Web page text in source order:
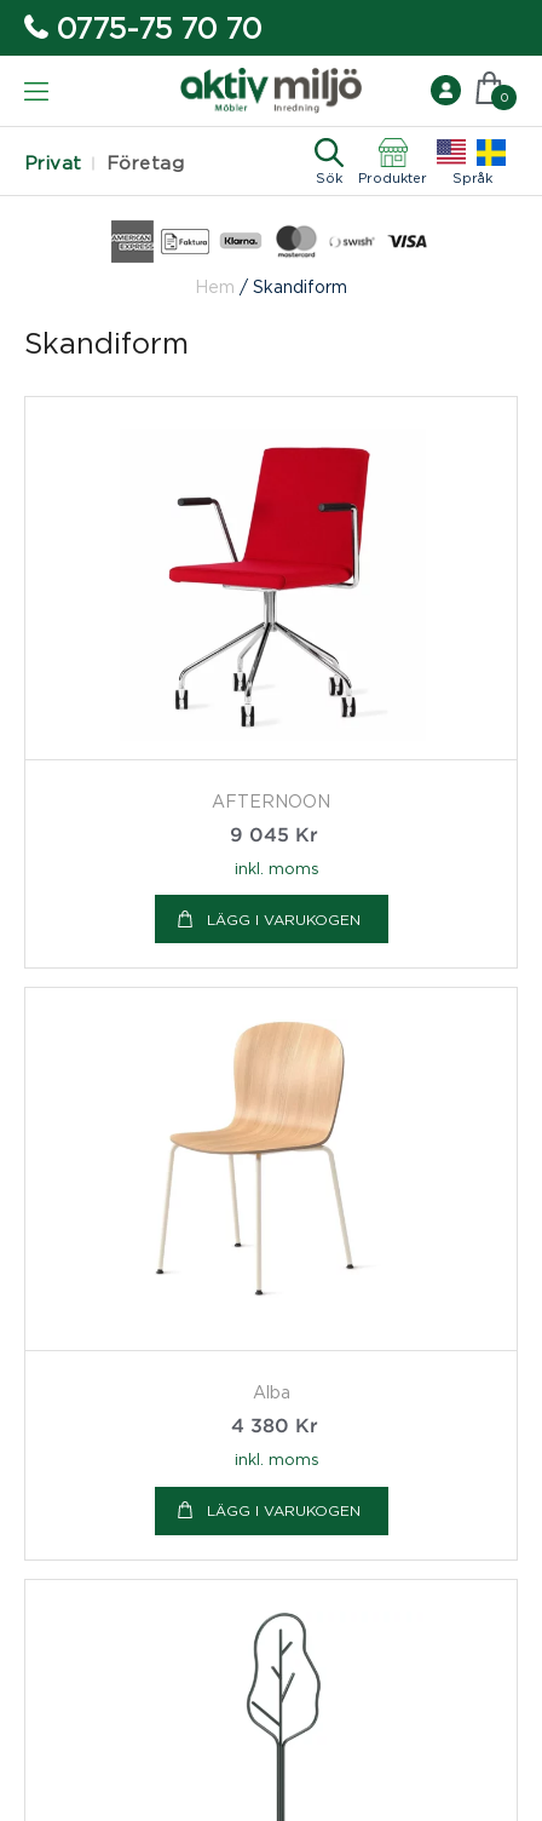
0775-75 70 70
Privat Företag
Sök Produkter Språk
0
Hem / Skandiform
Skandiform
AFTERNOON
9 045 Kr
inkl. moms
LÄGG I VARUKOGEN
Alba
4 380 Kr
inkl. moms
LÄGG I VARUKOGEN